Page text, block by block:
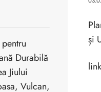
și
Durabilă
Jiului
Vulcan,